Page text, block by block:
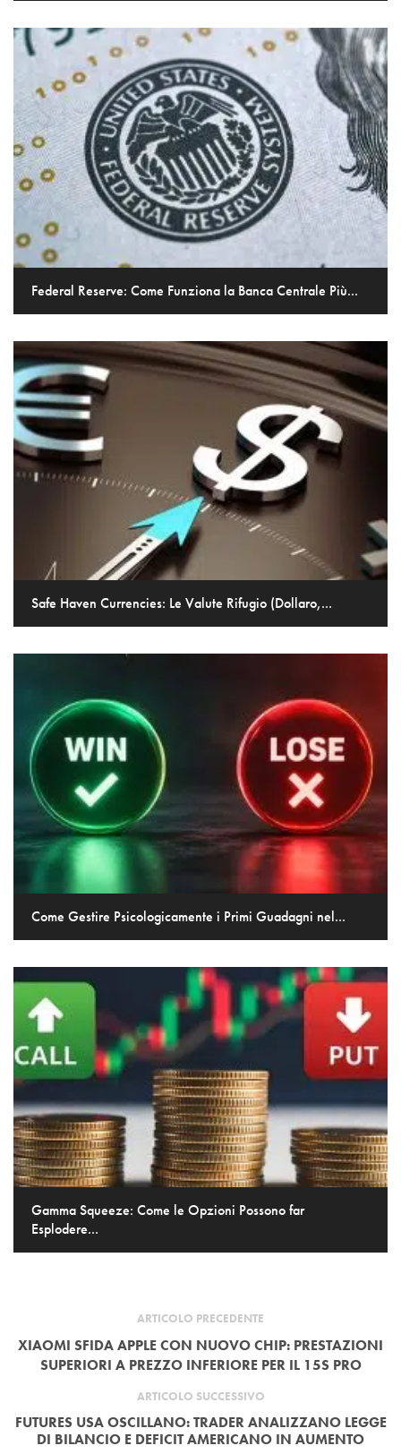
Federal Reserve: Come Funziona la Banca Centrale Più...
Safe Haven Currencies: Le Valute Rifugio (Dollaro,...
Come Gestire Psicologicamente i Primi Guadagni nel...
Gamma Squeeze: Come le Opzioni Possono far
Esplodere...
ARTICOLO PRECEDENTE
XIAOMI SFIDA APPLE CON NUOVO CHIP: PRESTAZIONI
SUPERIORI A PREZZO INFERIORE PER IL 15S PRO
ARTICOLO SUCCESSIVO
FUTURES USA OSCILLANO: TRADER ANALIZZANO LEGGE
DI BILANCIO E DEFICIT AMERICANO IN AUMENTO